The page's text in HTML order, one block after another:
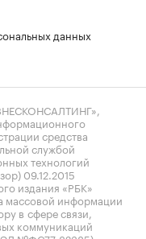
данных
средства
службой
технологий
09.12.2015
издания «РБК»
массовой информации
в сфере связи,
коммуникаций